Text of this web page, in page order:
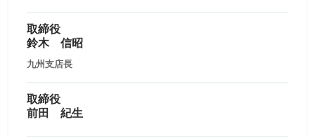
取締役
鈴木 信昭
九州支店長
取締役
前田 紀生